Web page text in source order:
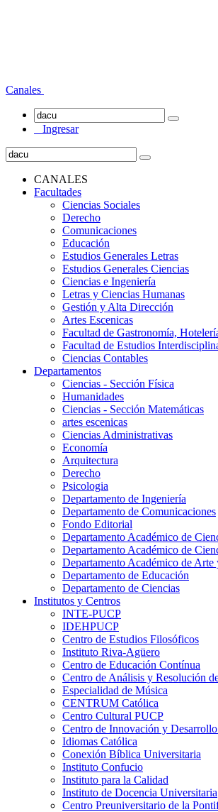
Canales
Ingresar
CANALES
Facultades
Ciencias Sociales
Derecho
Comunicaciones
Educación
Estudios Generales Letras
Estudios Generales Ciencias
Ciencias e Ingeniería
Letras y Ciencias Humanas
Gestión y Alta Dirección
Artes Escenicas
Facultad de Gastronomía,
Facultad de Estudios
Ciencias Contables
Departamentos
Ciencias - Sección Física
Humanidades
Ciencias - Sección Matemáticas
artes escenicas
Ciencias Administrativas
Economía
Arquitectura
Derecho
Psicologia
Departamento de Ingeniería
Departamento de Comunicaciones
Fondo Editorial
Departamento Académico de
Departamento Académico de
Departamento Académico de Arte
Departamento de Educación
Departamento de Ciencias
Institutos y Centros
INTE-PUCP
IDEHPUCP
Centro de Estudios Filosóficos
Instituto Riva-Agüero
Centro de Educación Contínua
Centro de Análisis y Resolución
Especialidad de Música
CENTRUM Católica
Centro Cultural PUCP
Centro de Innovación y
Idiomas Católica
Conexión Bíblica Universitaria
Instituto Confucio
Instituto para la Calidad
Instituto de Docencia Universitaria
Centro Preuniversitario de la